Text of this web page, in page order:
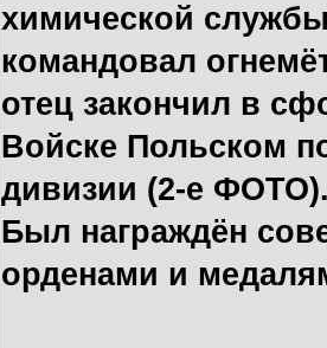
химической
командовал
отец закончил в
Войске Польском
дивизии (2-е
Был награждён
орденами и